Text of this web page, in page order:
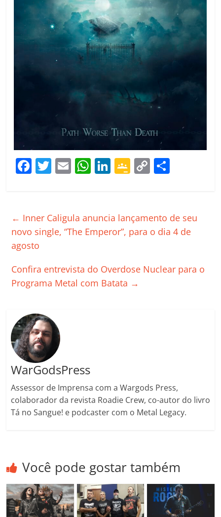
F
a
e
b
o
o
k
T
w
er
E
m
l
W
h
s
A
p
p
Li
n
e
dI
G
o
gl
e
ss
ro
C
o
y
Li
p
ar
ar
← Inner Caligula anuncia lançamento de seu
novo single, “The Emperor”, para o dia 4 de
agosto
Confira entrevista do Overdose Nuclear para o
Programa Metal com Batata →
WarGodsPress
Assessor de Imprensa com a Wargods Press,
colaborador da revista Roadie Crew, co-autor do livro
Tá no Sangue! e podcaster com o Metal Legacy.
Você pode gostar também